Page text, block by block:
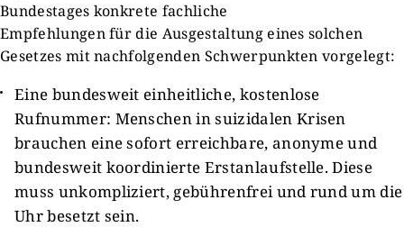
Bundestages konkrete fachliche
Empfehlungen für die Ausgestaltung eines solchen
Gesetzes mit nachfolgenden Schwerpunkten vorgelegt:
Eine bundesweit einheitliche, kostenlose
Rufnummer: Menschen in suizidalen Krisen
brauchen eine sofort erreichbare, anonyme und
bundesweit koordinierte Erstanlaufstelle. Diese
muss unkompliziert, gebührenfrei und rund um die
Uhr besetzt sein.